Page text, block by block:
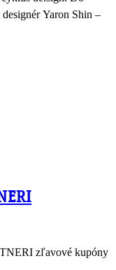
Yaron Shin –
zľavové kupóny